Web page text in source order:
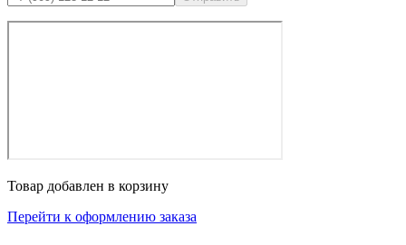
Товар добавлен в корзину
Перейти к оформлению заказа